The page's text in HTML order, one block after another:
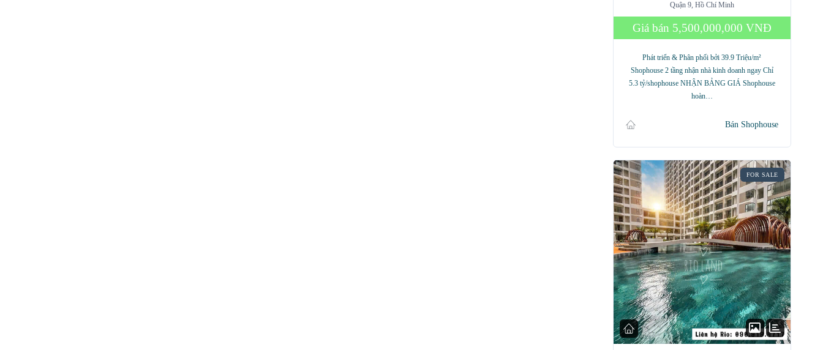
Quận 9, Hồ Chí Minh
Giá bán 5,500,000,000 VNĐ
Phát triển & Phân phối bởi 39.9 Triệu/m²
Shophouse 2 tầng nhận nhà kinh doanh ngay Chỉ
5.3 tỷ/shophouse NHẬN BẢNG GIÁ Shophouse
hoàn…
Bán Shophouse
FOR SALE